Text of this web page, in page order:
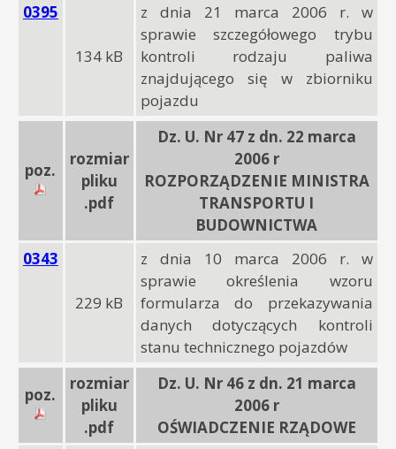
0395
134 kB
z dnia 21 marca 2006 r. w
sprawie szczegółowego trybu
kontroli rodzaju paliwa
znajdującego się w zbiorniku
pojazdu
poz.
rozmiar
pliku
.pdf
Dz. U. Nr 47 z dn. 22 marca
2006 r
ROZPORZĄDZENIE MINISTRA
TRANSPORTU I
BUDOWNICTWA
0343
229 kB
z dnia 10 marca 2006 r. w
sprawie określenia wzoru
formularza do przekazywania
danych dotyczących kontroli
stanu technicznego pojazdów
poz.
rozmiar
pliku
.pdf
Dz. U. Nr 46 z dn. 21 marca
2006 r
OŚWIADCZENIE RZĄDOWE